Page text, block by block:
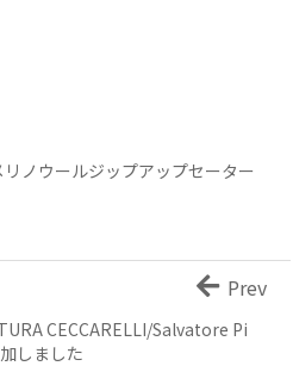
ノウールジップアップセーター
CECCARELLI/Salvatore Pi
しました
Prev